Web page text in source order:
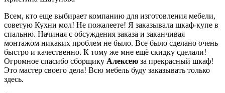
Всем, кто еще выбирает компанию для изготовления мебели,
советую Кухни мол! Не пожалеете! Я заказывала шкаф-купе в
спальню. Начиная с обсуждения заказа и заканчивая
монтажом никаких проблем не было. Все было сделано очень
быстро и качественно. К тому же мне ещё скидку сделали!
Огромное спасибо сборщику Алексею за прекрасный шкаф!
Это мастер своего дела! Всю мебель буду заказывать только
здесь.